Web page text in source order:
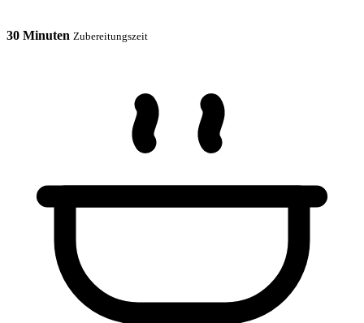
30 Minuten Zubereitungszeit